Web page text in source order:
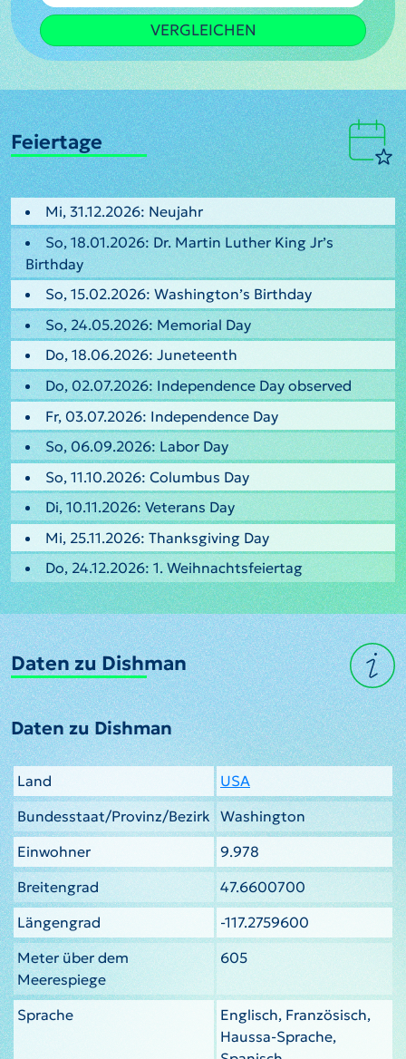
VERGLEICHEN
Feiertage
Mi, 31.12.2026: Neujahr
So, 18.01.2026: Dr. Martin Luther King Jr’s
Birthday
So, 15.02.2026: Washington’s Birthday
So, 24.05.2026: Memorial Day
Do, 18.06.2026: Juneteenth
Do, 02.07.2026: Independence Day observed
Fr, 03.07.2026: Independence Day
So, 06.09.2026: Labor Day
So, 11.10.2026: Columbus Day
Di, 10.11.2026: Veterans Day
Mi, 25.11.2026: Thanksgiving Day
Do, 24.12.2026: 1. Weihnachtsfeiertag
Daten zu Dishman
Daten zu Dishman
Land
USA
Bundesstaat/Provinz/Bezirk Washington
Einwohner
9.978
Breitengrad
47.6600700
Längengrad
-117.2759600
Meter über dem
Meerespiege
605
Sprache
Englisch, Französisch,
Haussa-Sprache,